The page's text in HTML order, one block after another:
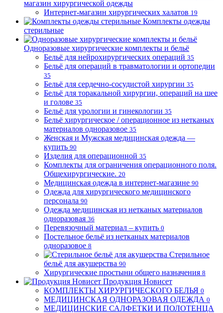
магазин хирургической одежды
Интернет-магазин хирургических халатов 19
Комплекты одежды
стерильные
Одноразовые хирургические комплекты и бельё
Бельё для нейрохирургических операций 35
Бельё для операций в травматологии и ортопедии
35
Бельё для сердечно-сосудистой хирургии 35
Бельё для торакальной хирургии, операций на шее
и голове 35
Бельё для урологии и гинекологии 35
Бельё хирургическое / операционное из нетканых
материалов одноразовое 35
Женская и Мужская медицинская одежда —
купить 90
Изделия для операционной 35
Комплекты для ограничения операционного поля.
Общехирургические. 20
Медицинская одежда в интернет-магазине 90
Одежда для хирургического медицинского
персонала 90
Одежда медицинская из нетканых материалов
одноразовая 36
Перевязочный материал – купить 0
Постельное бельё из нетканых материалов
одноразовое 8
Стерильное
бельё для акушерства 90
Хирургические простыни общего назначения 8
Продукция Новисет
КОМПЛЕКТЫ ХИРУРГИЧЕСКОГО БЕЛЬЯ 0
МЕДИЦИНСКАЯ ОДНОРАЗОВАЯ ОДЕЖДА 0
МЕДИЦИНСКИЕ САЛФЕТКИ И ПОЛОТЕНЦА